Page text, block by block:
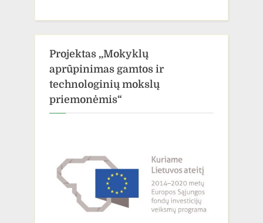
Projektas ,,Mokyklų
aprūpinimas gamtos ir
technologinių mokslų
priemonėmis“